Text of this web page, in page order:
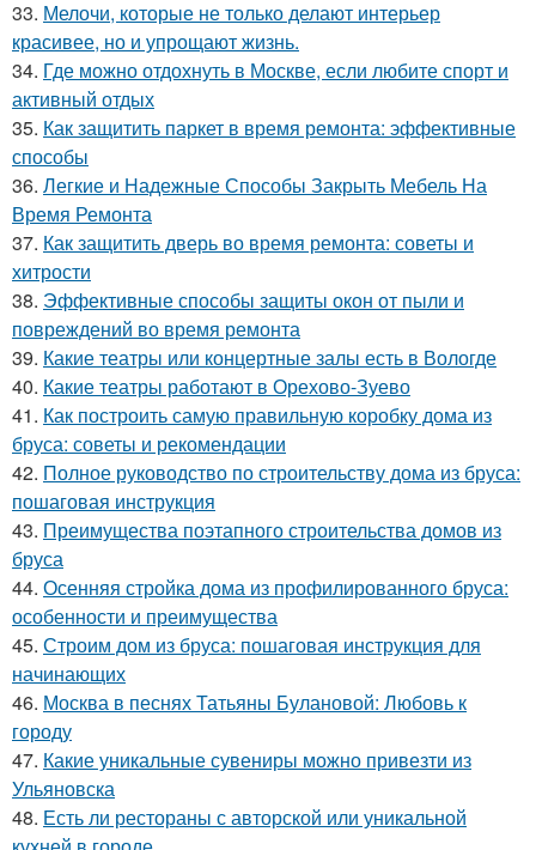
33. Мелочи, которые не только делают интерьер
красивее, но и упрощают жизнь.
34. Где можно отдохнуть в Москве, если любите спорт и
активный отдых
35. Как защитить паркет в время ремонта: эффективные
способы
36. Легкие и Надежные Способы Закрыть Мебель На
Время Ремонта
37. Как защитить дверь во время ремонта: советы и
хитрости
38. Эффективные способы защиты окон от пыли и
повреждений во время ремонта
39. Какие театры или концертные залы есть в Вологде
40. Какие театры работают в Орехово-Зуево
41. Как построить самую правильную коробку дома из
бруса: советы и рекомендации
42. Полное руководство по строительству дома из бруса:
пошаговая инструкция
43. Преимущества поэтапного строительства домов из
бруса
44. Осенняя стройка дома из профилированного бруса:
особенности и преимущества
45. Строим дом из бруса: пошаговая инструкция для
начинающих
46. Москва в песнях Татьяны Булановой: Любовь к
городу
47. Какие уникальные сувениры можно привезти из
Ульяновска
48. Есть ли рестораны с авторской или уникальной